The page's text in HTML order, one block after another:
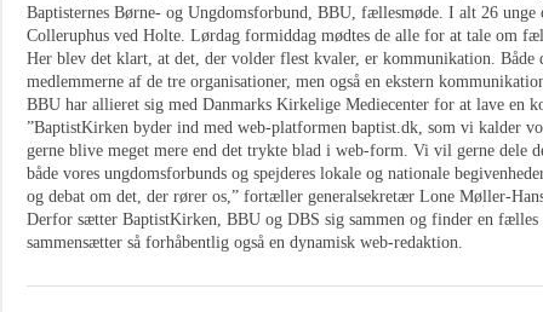
Baptisternes Børne- og Ungdomsforbund, BBU, fællesmøde. I alt 26 unge
Colleruphus ved Holte. Lørdag formiddag mødtes de alle for at tale om
Her blev det klart, at det, der volder flest kvaler, er kommunikation. Både
medlemmerne af de tre organisationer, men også en ekstern
BBU har allieret sig med Danmarks Kirkelige Mediecenter for at lave en
”BaptistKirken byder ind med web-platformen baptist.dk, som vi kalder
gerne blive meget mere end det trykte blad i web-form. Vi vil gerne dele
både vores ungdomsforbunds og spejderes lokale og nationale
og debat om det, der rører os,” fortæller generalsekretær Lone Møller-
Derfor sætter BaptistKirken, BBU og DBS sig sammen og finder en
sammensætter så forhåbentlig også en dynamisk web-redaktion.